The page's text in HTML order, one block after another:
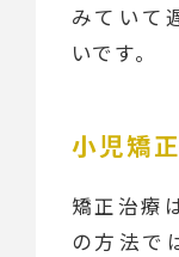
みていて
いです。
小児矯
矯正治療
の方法で